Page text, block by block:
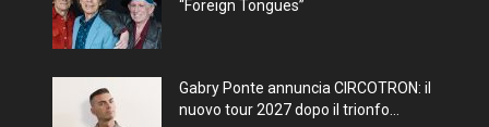
“Foreign Tongues”
Gabry Ponte annuncia CIRCOTRON: il
nuovo tour 2027 dopo il trionfo...